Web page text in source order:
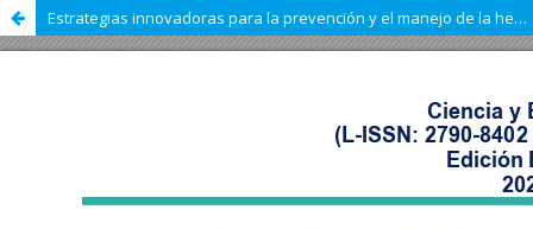
Estrategias innovadoras para la prevención y el manejo de la hemorragia obstétrica masiva